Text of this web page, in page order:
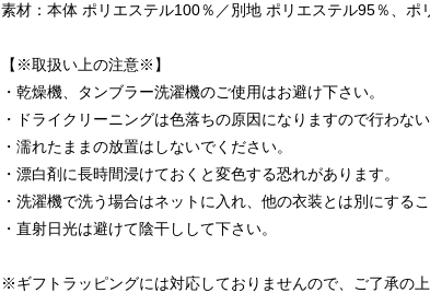
素材：本体 ポリエステル100％／別地 ポリエステル95％、ポ
【※取扱い上の注意※】
・乾燥機、タンブラー洗濯機のご使用はお避け下さい。
・ドライクリーニングは色落ちの原因になりますので行わない
・濡れたままの放置はしないでください。
・漂白剤に長時間浸けておくと変色する恐れがあります。
・洗濯機で洗う場合はネットに入れ、他の衣装とは別にする
・直射日光は避けて陰干しして下さい。
※ギフトラッピングには対応しておりませんので、ご了承の上